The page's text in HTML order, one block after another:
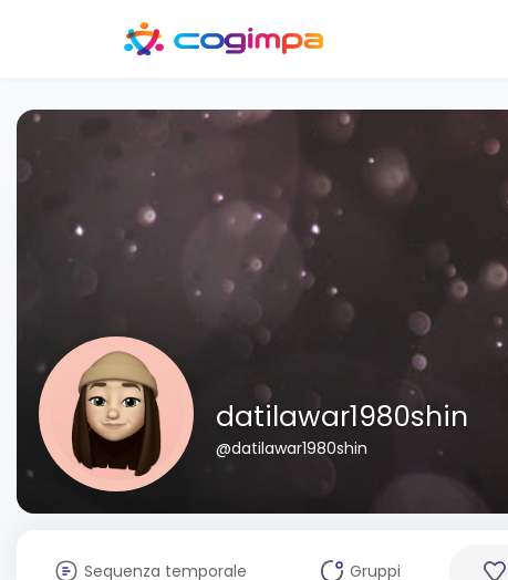
datilawar1980shin
@datilawar1980shin
Sequenza temporale Gruppi